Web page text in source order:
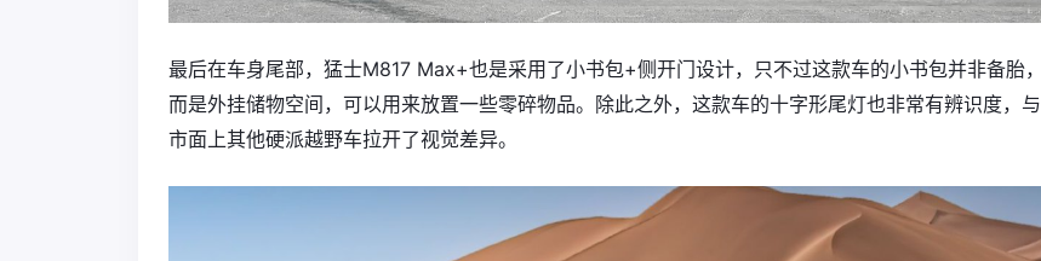
最后在车身尾部，猛士M817 Max+也是采用了小书包+侧开门设计，只不过这款车的小书包并非备胎，
而是外挂储物空间，可以用来放置一些零碎物品。除此之外，这款车的十字形尾灯也非常有辨识度，与
市面上其他硬派越野车拉开了视觉差异。